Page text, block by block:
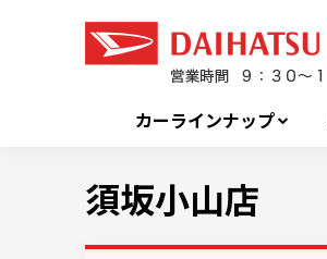
カーラインナップ
須坂小山店